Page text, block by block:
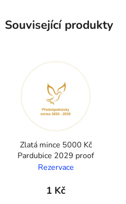
Související produkty
Zlatá mince 5000 Kč
Pardubice 2029 proof
Rezervace
1 Kč